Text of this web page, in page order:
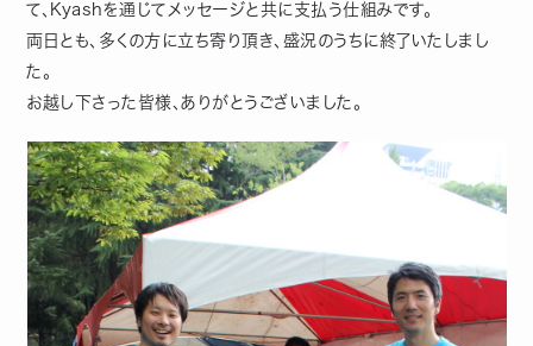
て、Kyashを通じてメッセージと共に支払う仕組みです。
両日とも、多くの方に立ち寄り頂き、盛況のうちに終了いたしまし
た。
お越し下さった皆様、ありがとうございました。